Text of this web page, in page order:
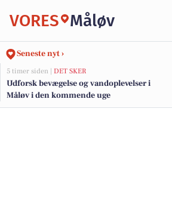
VORES Måløv
Seneste nyt ›
5 timer siden | DET SKER
Udforsk bevægelse og vandoplevelser i
Måløv i den kommende uge